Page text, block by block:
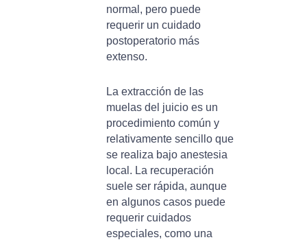
normal, pero puede
requerir un cuidado
postoperatorio más
extenso.
La extracción de las
muelas del juicio es un
procedimiento común y
relativamente sencillo que
se realiza bajo anestesia
local. La recuperación
suele ser rápida, aunque
en algunos casos puede
requerir cuidados
especiales, como una